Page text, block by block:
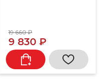
19 660 ₽
9 830 ₽